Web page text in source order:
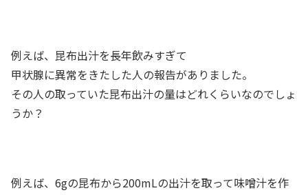
例えば、昆布出汁を長年飲みすぎて
甲状腺に異常をきたした人の報告がありました。
その人の取っていた昆布出汁の量はどれくらいなのでしょ
うか？
例えば、6gの昆布から200mLの出汁を取って味噌汁を作